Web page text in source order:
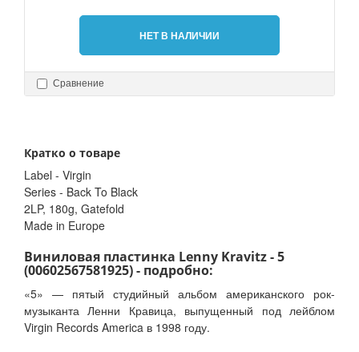
НЕТ В НАЛИЧИИ
Сравнение
Кратко о товаре
Label - Virgin
Series - Back To Black
2LP, 180g, Gatefold
Made in Europe
Виниловая пластинка Lenny Kravitz - 5
(00602567581925) - подробно:
«5» — пятый студийный альбом американского рок-
музыканта Ленни Кравица, выпущенный под лейблом
Virgin Records America в 1998 году.